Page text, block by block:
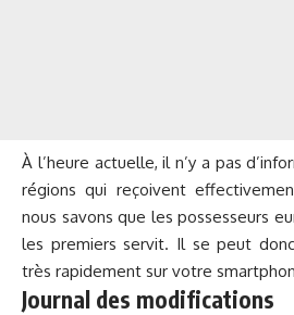
À l’heure actuelle, il n’y a pas
régions qui reçoivent
nous savons que les possesseurs
les premiers servit. Il se peut
très rapidement sur votre
Journal des modifications